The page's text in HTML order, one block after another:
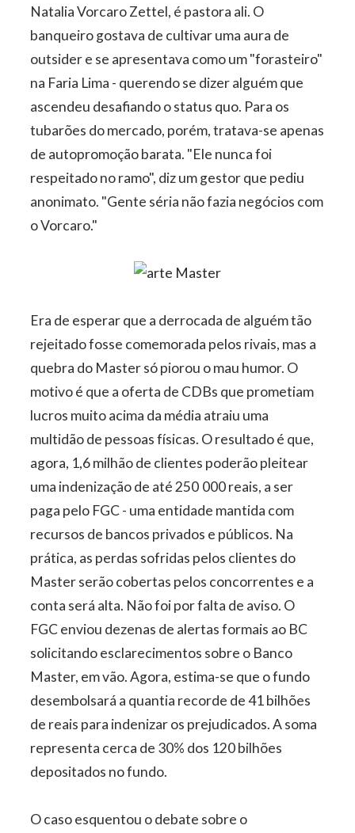
Natalia Vorcaro Zettel, é pastora ali. O
banqueiro gostava de cultivar uma aura de
outsider e se apresentava como um "forasteiro"
na Faria Lima - querendo se dizer alguém que
ascendeu desafiando o status quo. Para os
tubarões do mercado, porém, tratava-se apenas
de autopromoção barata. "Ele nunca foi
respeitado no ramo", diz um gestor que pediu
anonimato. "Gente séria não fazia negócios com
o Vorcaro."
Era de esperar que a derrocada de alguém tão
rejeitado fosse comemorada pelos rivais, mas a
quebra do Master só piorou o mau humor. O
motivo é que a oferta de CDBs que prometiam
lucros muito acima da média atraiu uma
multidão de pessoas físicas. O resultado é que,
agora, 1,6 milhão de clientes poderão pleitear
uma indenização de até 250 000 reais, a ser
paga pelo FGC - uma entidade mantida com
recursos de bancos privados e públicos. Na
prática, as perdas sofridas pelos clientes do
Master serão cobertas pelos concorrentes e a
conta será alta. Não foi por falta de aviso. O
FGC enviou dezenas de alertas formais ao BC
solicitando esclarecimentos sobre o Banco
Master, em vão. Agora, estima-se que o fundo
desembolsará a quantia recorde de 41 bilhões
de reais para indenizar os prejudicados. A soma
representa cerca de 30% dos 120 bilhões
depositados no fundo.
O caso esquentou o debate sobre o